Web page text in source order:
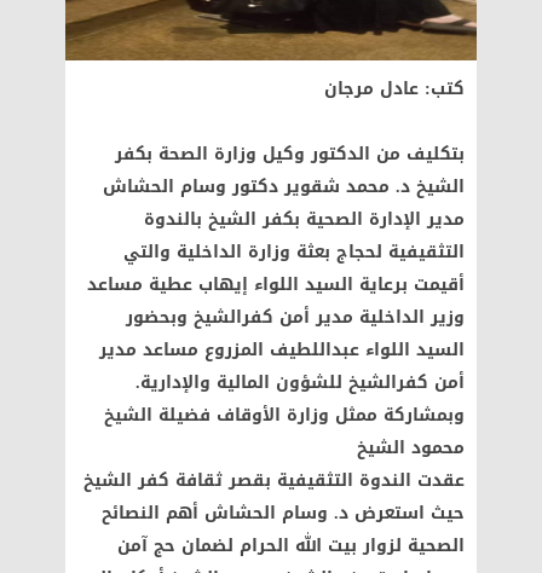
كتب: عادل مرجان
بتكليف من الدكتور وكيل وزارة الصحة بكفر
الشيخ د. محمد شقوير دكتور وسام الحشاش
مدير الإدارة الصحية بكفر الشيخ بالندوة
التثقيفية لحجاج بعثة وزارة الداخلية والتي
أقيمت برعاية السيد اللواء إيهاب عطية مساعد
وزير الداخلية مدير أمن كفرالشيخ وبحضور
السيد اللواء عبداللطيف المزروع مساعد مدير
أمن كفرالشيخ للشؤون المالية والإدارية.
وبمشاركة ممثل وزارة الأوقاف فضيلة الشيخ
محمود الشيخ
عقدت الندوة التثقيفية بقصر ثقافة كفر الشيخ
حيث استعرض د. وسام الحشاش أهم النصائح
الصحية لزوار بيت الله الحرام لضمان حج آمن